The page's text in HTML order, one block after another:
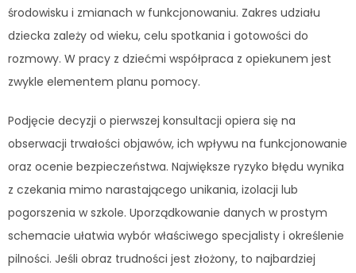
środowisku i zmianach w funkcjonowaniu. Zakres udziału
dziecka zależy od wieku, celu spotkania i gotowości do
rozmowy. W pracy z dziećmi współpraca z opiekunem jest
zwykle elementem planu pomocy.
Podjęcie decyzji o pierwszej konsultacji opiera się na
obserwacji trwałości objawów, ich wpływu na funkcjonowanie
oraz ocenie bezpieczeństwa. Największe ryzyko błędu wynika
z czekania mimo narastającego unikania, izolacji lub
pogorszenia w szkole. Uporządkowanie danych w prostym
schemacie ułatwia wybór właściwego specjalisty i określenie
pilności. Jeśli obraz trudności jest złożony, to najbardziej